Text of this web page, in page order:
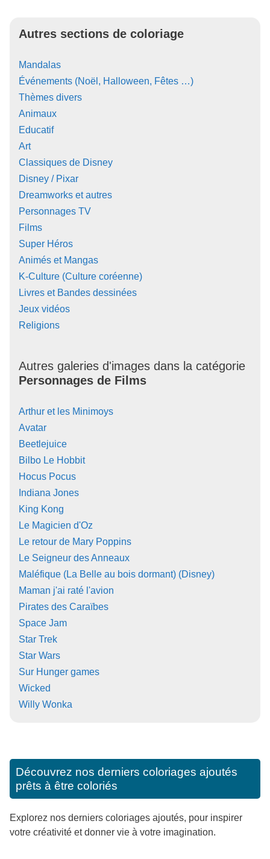
Autres sections de coloriage
Mandalas
Événements (Noël, Halloween, Fêtes …)
Thèmes divers
Animaux
Educatif
Art
Classiques de Disney
Disney / Pixar
Dreamworks et autres
Personnages TV
Films
Super Héros
Animés et Mangas
K-Culture (Culture coréenne)
Livres et Bandes dessinées
Jeux vidéos
Religions
Autres galeries d'images dans la catégorie
Personnages de Films
Arthur et les Minimoys
Avatar
Beetlejuice
Bilbo Le Hobbit
Hocus Pocus
Indiana Jones
King Kong
Le Magicien d'Oz
Le retour de Mary Poppins
Le Seigneur des Anneaux
Maléfique (La Belle au bois dormant) (Disney)
Maman j'ai raté l'avion
Pirates des Caraïbes
Space Jam
Star Trek
Star Wars
Sur Hunger games
Wicked
Willy Wonka
Découvrez nos derniers coloriages ajoutés
prêts à être coloriés
Explorez nos derniers coloriages ajoutés, pour inspirer
votre créativité et donner vie à votre imagination.